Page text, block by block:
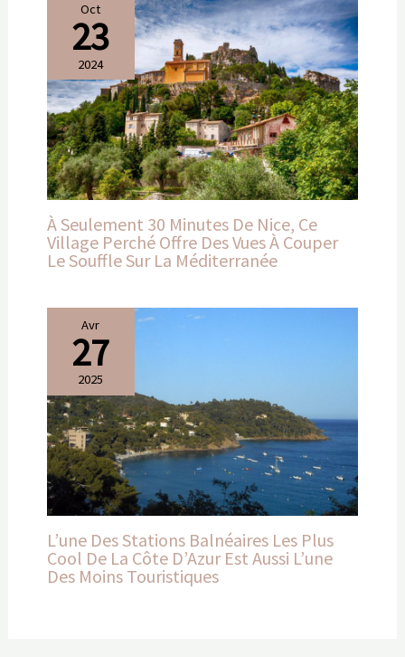
Oct
23
2024
À Seulement 30 Minutes De Nice, Ce
Village Perché Offre Des Vues À Couper
Le Souffle Sur La Méditerranée
Avr
27
2025
L’une Des Stations Balnéaires Les Plus
Cool De La Côte D’Azur Est Aussi L’une
Des Moins Touristiques